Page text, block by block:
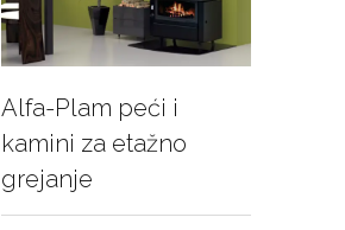
Alfa-Plam peći i
kamini za etažno
grejanje